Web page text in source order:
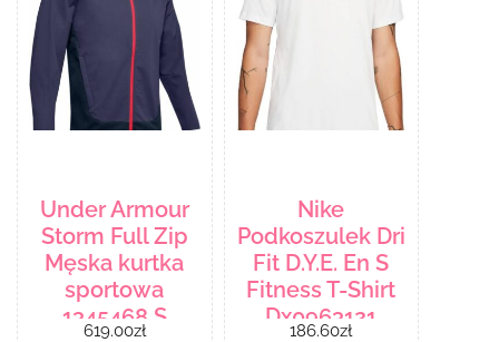
Under Armour
Storm Full Zip
Męska kurtka
sportowa
1345468 S
619.00zł
Nike
Podkoszulek Dri
Fit D.Y.E. En S
Fitness T-Shirt
Dx0963121
186.60zł